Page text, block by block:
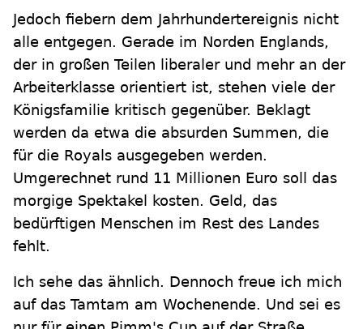
Jedoch fiebern dem Jahrhundertereignis nicht
alle entgegen. Gerade im Norden Englands,
der in großen Teilen liberaler und mehr an der
Arbeiterklasse orientiert ist, stehen viele der
Königsfamilie kritisch gegenüber. Beklagt
werden da etwa die absurden Summen, die
für die Royals ausgegeben werden.
Umgerechnet rund 11 Millionen Euro soll das
morgige Spektakel kosten. Geld, das
bedürftigen Menschen im Rest des Landes
fehlt.
Ich sehe das ähnlich. Dennoch freue ich mich
auf das Tamtam am Wochenende. Und sei es